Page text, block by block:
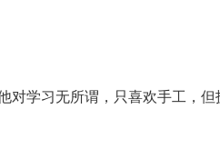
对学习无所谓，只喜欢手工，